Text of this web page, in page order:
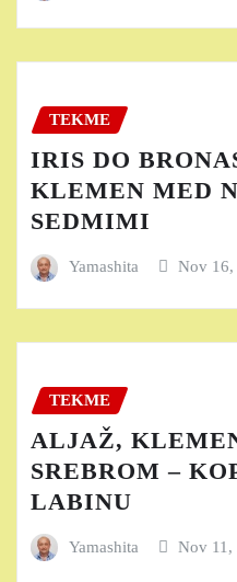
TEKME
IRIS DO
KLEMEN MED
SEDMIMI
Yamashita Nov 16,
TEKME
ALJAŽ,
SREBROM –
LABINU
Yamashita Nov 11,